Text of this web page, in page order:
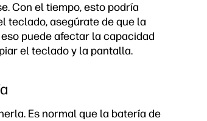
Con el tiempo, esto podría
teclado, asegúrate de que la
puede afectar la capacidad
el teclado y la pantalla.
Es normal que la batería de